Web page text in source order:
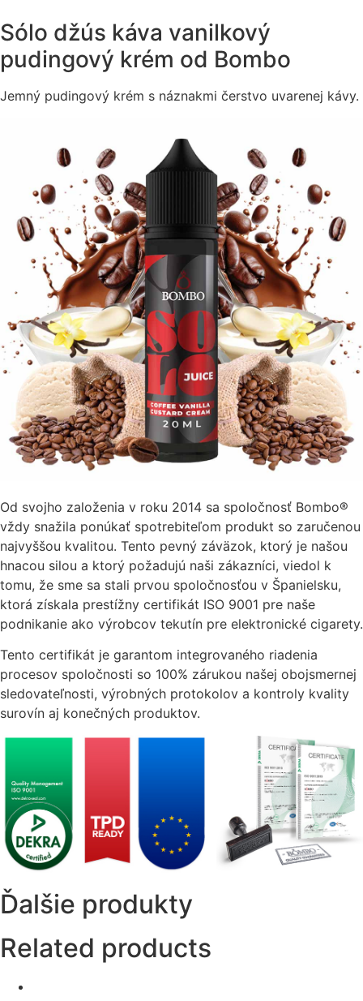
Sólo džús káva vanilkový
pudingový krém od Bombo
Jemný pudingový krém s náznakmi čerstvo uvarenej kávy.
Od svojho založenia v roku 2014 sa spoločnosť Bombo®
vždy snažila ponúkať spotrebiteľom produkt so zaručenou
najvyššou kvalitou. Tento pevný záväzok, ktorý je našou
hnacou silou a ktorý požadujú naši zákazníci, viedol k
tomu, že sme sa stali prvou spoločnosťou v Španielsku,
ktorá získala prestížny certifikát ISO 9001 pre naše
podnikanie ako výrobcov tekutín pre elektronické cigarety.
Tento certifikát je garantom integrovaného riadenia
procesov spoločnosti so 100% zárukou našej obojsmernej
sledovateľnosti, výrobných protokolov a kontroly kvality
surovín aj konečných produktov.
Ďalšie produkty
Related products